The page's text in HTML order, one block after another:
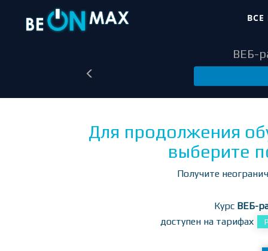
ВСЕ
ВЕБ-
Для продолжения
выберите
Получите
Курс ВЕБ-
доступен на тарифах